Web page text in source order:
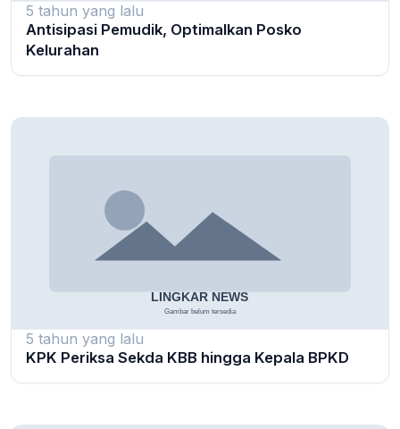
5 tahun yang lalu
Antisipasi Pemudik, Optimalkan Posko
Kelurahan
5 tahun yang lalu
KPK Periksa Sekda KBB hingga Kepala BPKD